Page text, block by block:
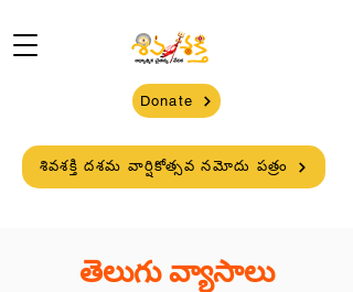
Donate
శివశక్తి దశమ వార్షికోత్సవ నమోదు పత్రం
తెలుగు వ్యాసాలు